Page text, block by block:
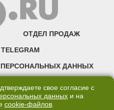
ОТДЕЛ ПРОДАЖ
ДАННЫХ
доведение до всеобщего
свое согласие с
данных и на
cookie-файлов.